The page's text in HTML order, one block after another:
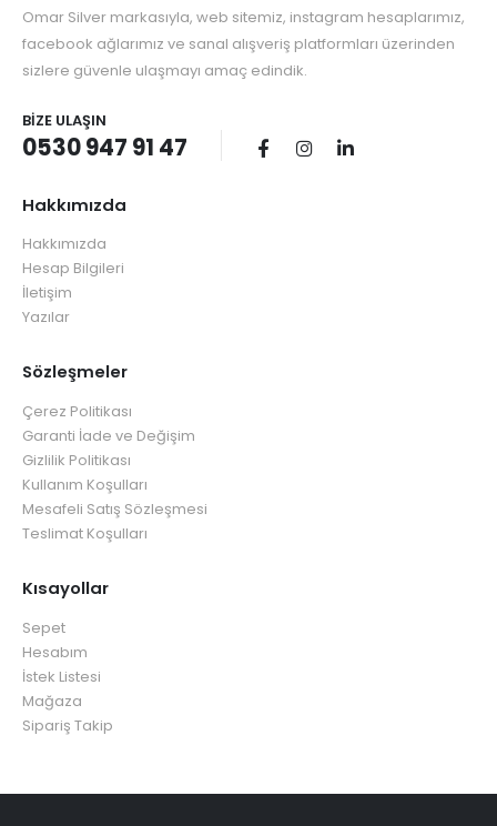
Omar Silver markasıyla, web sitemiz, instagram hesaplarımız,
facebook ağlarımız ve sanal alışveriş platformları üzerinden
sizlere güvenle ulaşmayı amaç edindik.
BIZE ULAŞIN
0530 947 91 47
Hakkımızda
Hakkımızda
Hesap Bilgileri
İletişim
Yazılar
Sözleşmeler
Çerez Politikası
Garanti İade ve Değişim
Gizlilik Politikası
Kullanım Koşulları
Mesafeli Satış Sözleşmesi
Teslimat Koşulları
Kısayollar
Sepet
Hesabım
İstek Listesi
Mağaza
Sipariş Takip